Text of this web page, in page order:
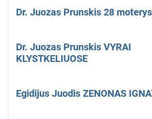
Dr. Juozas Prunskis 28 moterys
Dr. Juozas Prunskis VYRAI
KLYSTKELIUOSE
Egidijus Juodis ZENONAS